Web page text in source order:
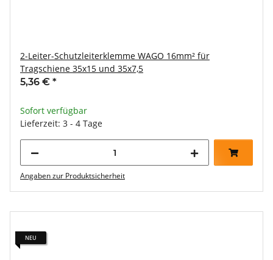
2-Leiter-Schutzleiterklemme WAGO 16mm² für
Tragschiene 35x15 und 35x7,5
5,36 € *
Sofort verfügbar
Lieferzeit: 3 - 4 Tage
Angaben zur Produktsicherheit
NEU